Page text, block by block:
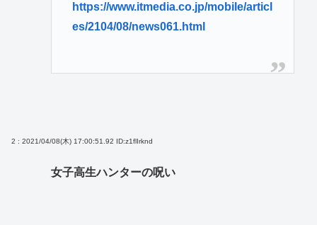
https://www.itmedia.co.jp/mobile/articl
es/2104/08/news061.html
2 : 2021/04/08(木) 17:00:51.92 ID:z1flIrknd
女子高生ハンターの呪い